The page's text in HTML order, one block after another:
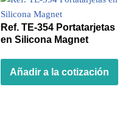
Ref. TE-354 Portatarjetas
en Silicona Magnet
Añadir a la cotización